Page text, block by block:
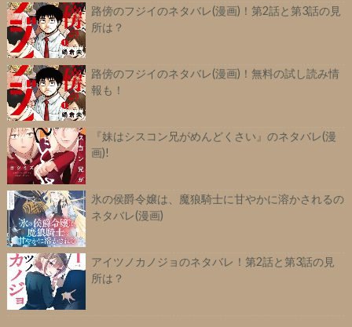
路傍のフジイのネタバレ(漫画)！第2話と第3話の見
所は？
路傍のフジイのネタバレ(漫画)！無料の試し読み情
報も！
『妹はシスコン兄がめんどくさい』のネタバレ(漫
画)!
氷の侯爵令嬢は、魔狼騎士に甘やかに溶かされるの
ネタバレ(漫画)
アイツノカノジョのネタバレ！第2話と第3話の見
所は？